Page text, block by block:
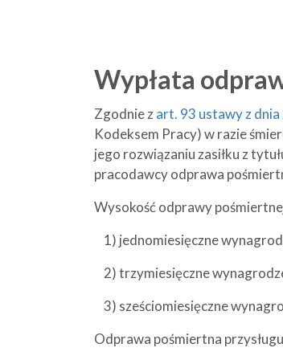
Wypłata
Zgodnie zart. 93 ustawy z
Kodeksem Pracy) w razie
jego rozwiązaniu zasiłku z
pracodawcy odprawa
Wysokość odprawy
1) jednomiesięczne
2) trzymiesięczne
3) sześciomiesięczne
Odprawa pośmiertna